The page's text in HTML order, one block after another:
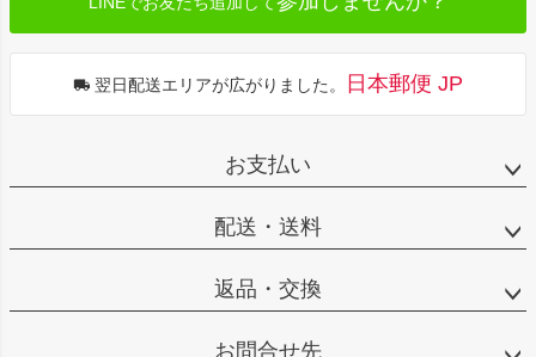
翌日配送エリアが広がりました。 日本郵便 JP
お支払い
配送・送料
返品・交換
お問合せ先